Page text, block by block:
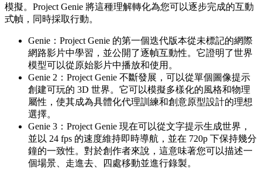
模擬。Project Genie 將這種理解轉化為您可以逐步完成的互動
式幀，同時採取行動。
Genie：Project Genie 的第一個迭代版本從未標記的網際
網路影片中學習，並公開了逐幀互動性。它證明了世界
模型可以從原始影片中播放和使用。
Genie 2：Project Genie 不斷發展，可以從單個圖像提示
創建可玩的 3D 世界。它可以模擬多樣化的風格和物理
屬性，使其成為具體化代理訓練和創意原型設計的理想
選擇。
Genie 3：Project Genie 現在可以從文字提示生成世界，
並以 24 fps 的速度維持即時導航，並在 720p 下保持幾分
鐘的一致性。對於創作者來說，這意味著您可以描述一
個場景、走進去、四處移動並進行錄製。